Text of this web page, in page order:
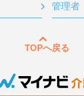
管理者
TOPへ戻る